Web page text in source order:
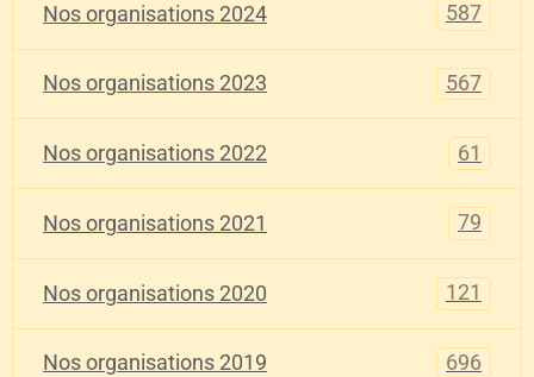
Nos organisations 2024 587
Nos organisations 2023 567
Nos organisations 2022 61
Nos organisations 2021 79
Nos organisations 2020 121
Nos organisations 2019 696